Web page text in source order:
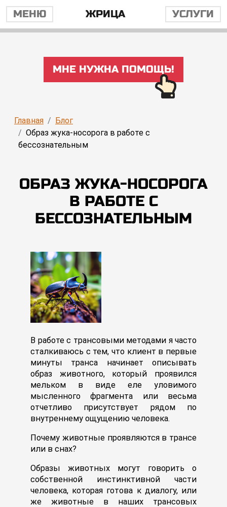
МЕНЮ ЖРИЦА УСЛУГИ
МНЕ НУЖНА ПОМОЩЬ!
Главная
Блог
Образ жука-носорога в работе с
бессознательным
ОБРАЗ ЖУКА-НОСОРОГА
В РАБОТЕ С
БЕССОЗНАТЕЛЬНЫМ
В работе с трансовыми методами я часто
сталкиваюсь с тем, что клиент в первые
минуты транса начинает описывать
образ животного, который проявился
мельком в виде еле уловимого
мысленного фрагмента или весьма
отчетливо присутствует рядом по
внутреннему ощущению человека.
Почему животные проявляются в трансе
или в снах?
Образы животных могут говорить о
собственной инстинктивной части
человека, которая готова к диалогу, или
же животные в наших трансовых